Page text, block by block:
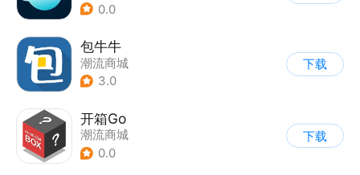
0.0
包牛牛
潮流商城
3.0
下载
开箱Go
潮流商城
0.0
下载